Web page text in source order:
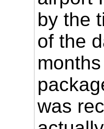
by the
of the
was